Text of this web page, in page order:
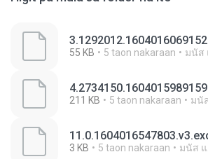
55 KB 5 taon nakaraan มนัส
211 KB 5 taon nakaraan มนั
3 KB 5 taon nakaraan มนัส แ.